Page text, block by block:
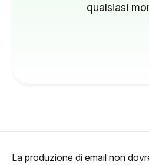
qualsiasi
La produzione di email non